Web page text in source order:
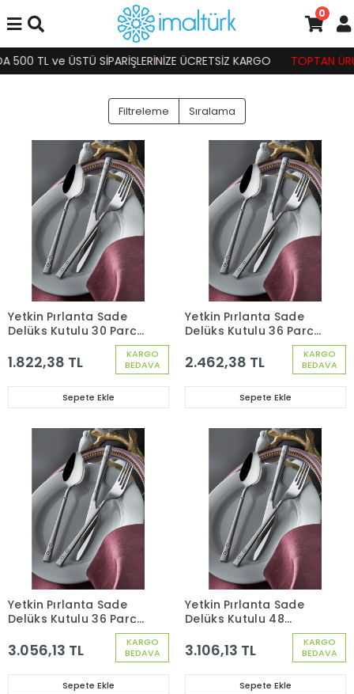
500 TL ve ÜSTÜ SİPARİŞLERİNİZE ÜCRETSİZ KARGO TOPTAN
0
Filtreleme Sıralama
KARGO
BEDAVA
Yetkin Pırlanta Sade
Delüks Kutulu 30 Parça
6 Kişilik Çatal Kaşık
Seti
1.822,38 TL
Sepete Ekle
KARGO
BEDAVA
Yetkin Pırlanta Sade
Delüks Kutulu 36 Parça
6 Kişilik Çatal Kaşık
Bıçak Seti
2.462,38 TL
Sepete Ekle
KARGO
BEDAVA
Yetkin Pırlanta Sade
Delüks Kutulu 36 Parça
12 Kişilik Çatal Kaşık
Bıçak Seti
3.056,13 TL
Sepete Ekle
KARGO
BEDAVA
Yetkin Pırlanta Sade
Delüks Kutulu 48
Parça 12 Kişilik Çatal
Kaşık Seti
3.106,13 TL
Sepete Ekle